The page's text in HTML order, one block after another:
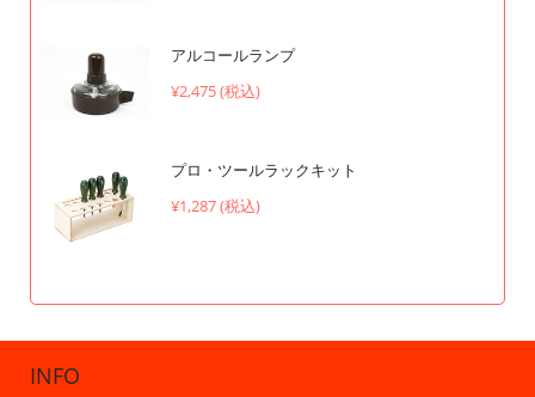
アルコールランプ
¥2,475 (税込)
プロ・ツールラックキット
¥1,287 (税込)
INFO